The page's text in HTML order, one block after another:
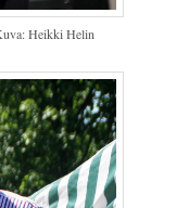
Heikki Helin